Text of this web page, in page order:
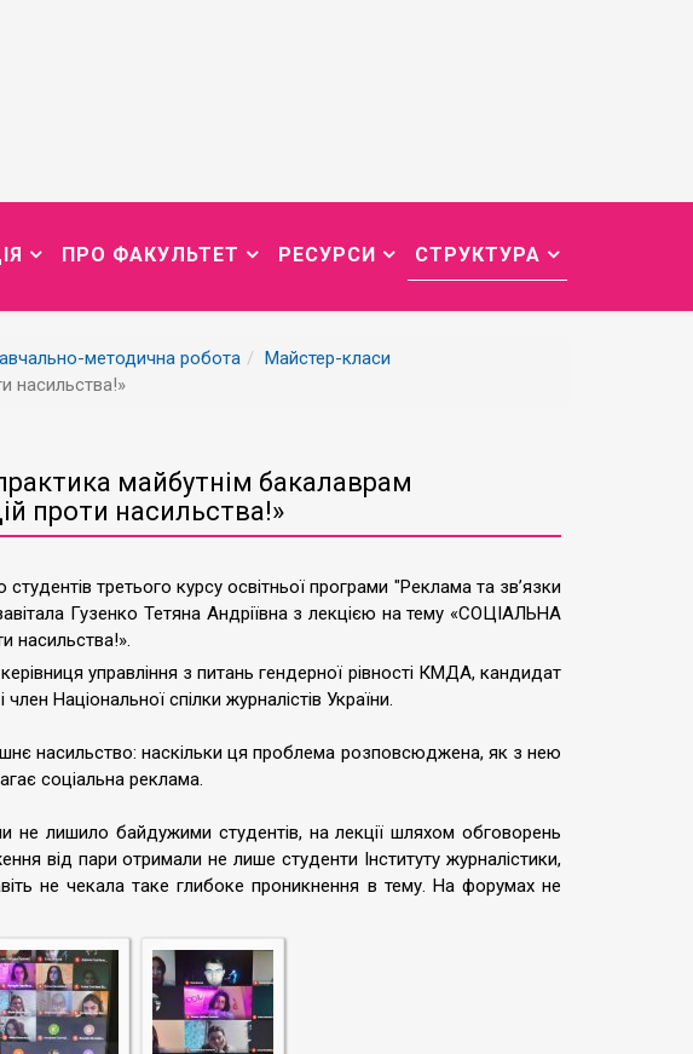
ПРО ФАКУЛЬТЕТ РЕСУРСИ СТРУКТУРА
методична робота
Майстер-класи
насильства!»
майбутнім бакалаврам
проти насильства!»
третього курсу освітньої програми "Реклама та зв’язки
Гузенко Тетяна Андріївна з лекцією на тему «СОЦІАЛЬНА
насильства!».
управління з питань гендерної рівності КМДА, кандидат
Національної спілки журналістів України.
насильство: наскільки ця проблема розповсюджена, як з нею
соціальна реклама.
не лишило байдужими студентів, на лекції шляхом обговорень
від пари отримали не лише студенти Інституту журналістики,
не чекала таке глибоке проникнення в тему. На форумах не